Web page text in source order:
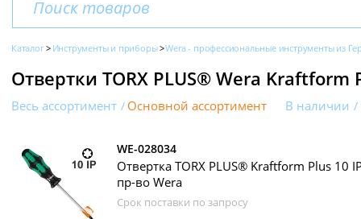
Каталог Инструменты и приборы Wera - профессиональные инструменты из
Отвертки TORX PLUS® Wera Kraftform
Весь ассортимент Основной ассортимент В наличии
WE-028034
Отвертка TORX PLUS® Kraftform Plus 10
пр-во Wera
Срок поставки по запросу